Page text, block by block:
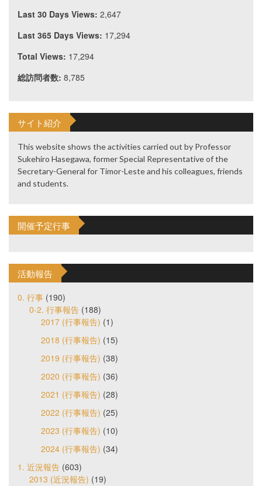
Last 30 Days Views: 2,647
Last 365 Days Views: 17,294
Total Views: 17,294
総訪問者数: 8,785
サイト紹介
This website shows the activities carried out by Professor
Sukehiro Hasegawa, former Special Representative of the
Secretary-General for Timor-Leste and his colleagues, friends
and students.
開催予定行事
活動報告
0. 行事 (190)
0-2. 行事報告 (188)
2017 (行事報告) (1)
2018 (行事報告) (15)
2019 (行事報告) (38)
2020 (行事報告) (36)
2021 (行事報告) (28)
2022 (行事報告) (25)
2023 (行事報告) (10)
2024 (行事報告) (34)
1. 近況報告 (603)
2013 (近況報告) (19)